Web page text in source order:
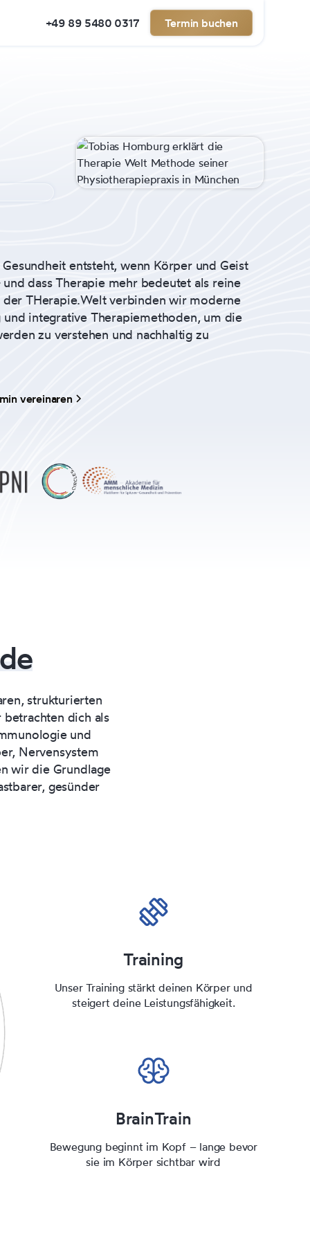
+49 89 5480 0317 Termin buchen
entsteht, wenn Körper und Geist
dass Therapie mehr bedeutet als reine
THerapie.Welt verbinden wir moderne
und integrative Therapiemethoden, um die
zu verstehen und nachhaltig zu
vereinaren
strukturierten
dich als
und
Nervensystem
wir die Grundlage
gesünder
Training
Unser Training stärkt deinen Körper und
steigert deine Leistungsfähigkeit.
BrainTrain
Bewegung beginnt im Kopf – lange bevor
sie im Körper sichtbar wird